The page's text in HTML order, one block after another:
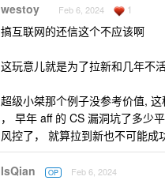
westoy Feb 6, 2024 1
搞互联网的还信这个不应该啊
这玩意儿就是为了拉新和几年不
超级小桀那个例子没参考价值,
， 早年 aff 的 CS 漏洞坑了多少
风控了， 就算拉到新也不可能成
IsQian OP Feb 6, 2024